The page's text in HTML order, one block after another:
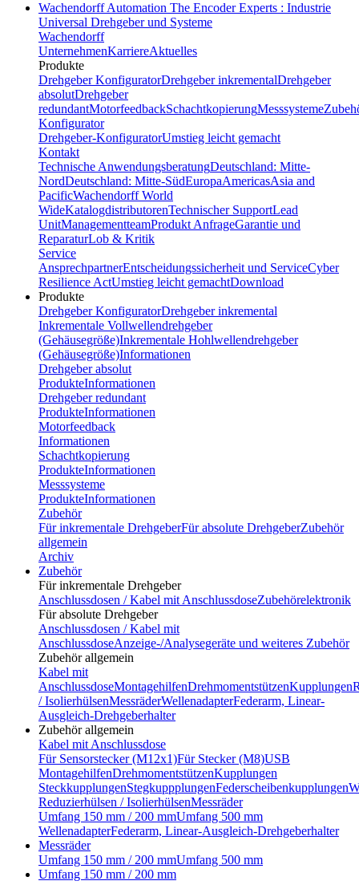
Wachendorff Automation The Encoder Experts : Industrie
Universal Drehgeber und Systeme
Wachendorff
UnternehmenKarriereAktuelles
Produkte
Drehgeber KonfiguratorDrehgeber inkrementalDrehgeber
absolutDrehgeber
redundantMotorfeedbackSchachtkopierungMesssysteme
Konfigurator
Drehgeber-KonfiguratorUmstieg leicht gemacht
Kontakt
Technische AnwendungsberatungDeutschland: Mitte-
NordDeutschland: Mitte-SüdEuropaAmericasAsia and
PacificWachendorff World
WideKatalogdistributorenTechnischer SupportLead
UnitManagementteamProdukt AnfrageGarantie und
ReparaturLob & Kritik
Service
AnsprechpartnerEntscheidungssicherheit und ServiceCyber
Resilience ActUmstieg leicht gemachtDownload
Produkte
Drehgeber KonfiguratorDrehgeber inkremental
Inkrementale Vollwellendrehgeber
(Gehäusegröße)Inkrementale Hohlwellendrehgeber
(Gehäusegröße)Informationen
Drehgeber absolut
ProdukteInformationen
Drehgeber redundant
ProdukteInformationen
Motorfeedback
Informationen
Schachtkopierung
ProdukteInformationen
Messsysteme
ProdukteInformationen
Zubehör
Für inkrementale DrehgeberFür absolute DrehgeberZubehör
allgemein
Archiv
Zubehör
Für inkrementale Drehgeber
Anschlussdosen / Kabel mit AnschlussdoseZubehörelektronik
Für absolute Drehgeber
Anschlussdosen / Kabel mit
AnschlussdoseAnzeige-/Analysegeräte und weiteres Zubehör
Zubehör allgemein
Kabel mit
AnschlussdoseMontagehilfenDrehmomentstützenKupplungen
/ IsolierhülsenMessräderWellenadapterFederarm, Linear-
Ausgleich-Drehgeberhalter
Zubehör allgemein
Kabel mit Anschlussdose
Für Sensorstecker (M12x1)Für Stecker (M8)USB
MontagehilfenDrehmomentstützenKupplungen
SteckkupplungenStegkuppplungenFederscheibenkupplungen
Reduzierhülsen / IsolierhülsenMessräder
Umfang 150 mm / 200 mmUmfang 500 mm
WellenadapterFederarm, Linear-Ausgleich-Drehgeberhalter
Messräder
Umfang 150 mm / 200 mmUmfang 500 mm
Umfang 150 mm / 200 mm